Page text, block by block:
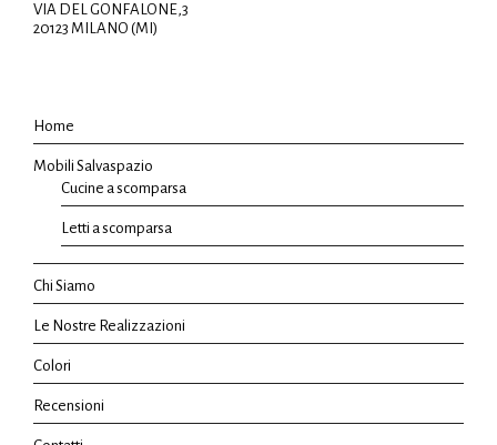
VIA DEL GONFALONE,3
20123 MILANO (MI)
Home
Mobili Salvaspazio
Cucine a scomparsa
Letti a scomparsa
Chi Siamo
Le Nostre Realizzazioni
Colori
Recensioni